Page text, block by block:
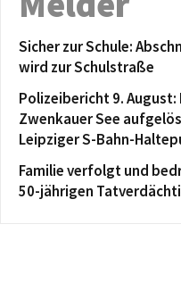
Sicher zur Schule:
wird zur Schulstraße
Polizeibericht 9.
Zwenkauer See
Leipziger S-Bahn-
Familie verfolgt und
50-jährigen